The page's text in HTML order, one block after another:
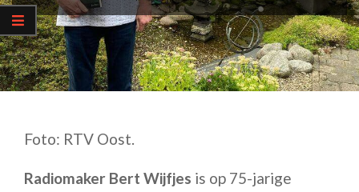
Foto: RTV Oost.
Radiomaker Bert Wijfjes is op 75-jarige